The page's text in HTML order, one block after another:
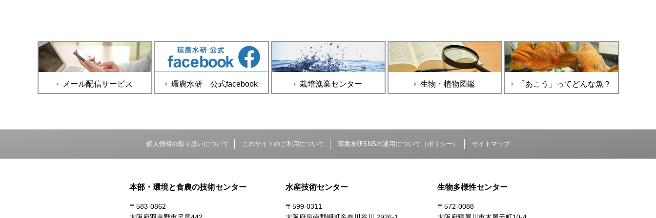
メール配信サービス 環農水研 公式facebook 栽培漁業センター 生物・植物図鑑 「あこう」ってどんな魚？
個人情報の取り扱いについて このサイトのご利用について 環農水研SNSの運用について（ポリシー） サイトマップ
本部・環境と食農の技術センター
〒583-0862
水産技術センター
〒599-0311
生物多様性センター
〒572-0088